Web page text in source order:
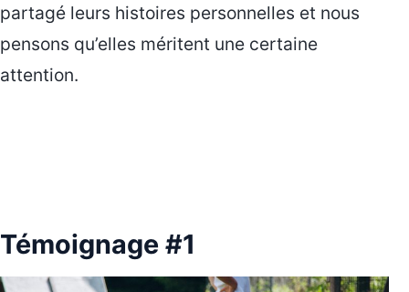
partagé leurs histoires personnelles et nous
pensons qu’elles méritent une certaine
attention.
Témoignage #1